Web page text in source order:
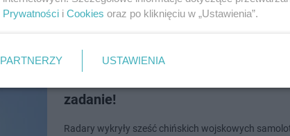
Tajemnicze samoloty z Chin nad
zadanie!
Radary wykryły sześć chińskich wojskowych
Prywatności i Cookies oraz po kliknięciu w „Ustawienia”.
PARTNERZY USTAWIENIA